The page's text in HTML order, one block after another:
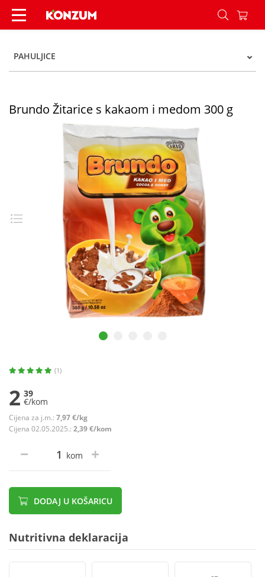
Brundo Žitarice s kakaom i medom 300 g -
PAHULJICE
Brundo Žitarice s kakaom i medom 300 g
(1)
2 39
€/kom
Cijena za j.m.: 7,97 €/kg
Cijena 02.05.2025.: 2,39 €/kom
kom
DODAJ U KOŠARICU
Nutritivna deklaracija